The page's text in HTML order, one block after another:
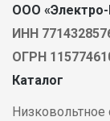
ООО
ИНН
ОГРН
Каталог
Низковольтное